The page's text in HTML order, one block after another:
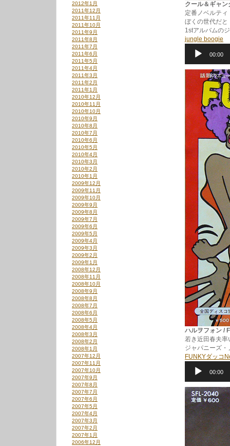
クール＆ギャ
定番ノベルテ
ぼくの世代だと
1stアルバムの
jungle boogie
レ
ー
ヤ
ー
00:00
ハルヲフォン /
若き近田春夫率
ジャパニーズ
FUNKYダッコ
レ
ー
ヤ
ー
00:00
2012年1月
2011年12月
2011年11月
2011年10月
2011年9月
2011年8月
2011年7月
2011年6月
2011年5月
2011年4月
2011年3月
2011年2月
2011年1月
2010年12月
2010年11月
2010年10月
2010年9月
2010年8月
2010年7月
2010年6月
2010年5月
2010年4月
2010年3月
2010年2月
2010年1月
2009年12月
2009年11月
2009年10月
2009年9月
2009年8月
2009年7月
2009年6月
2009年5月
2009年4月
2009年3月
2009年2月
2009年1月
2008年12月
2008年11月
2008年10月
2008年9月
2008年8月
2008年7月
2008年6月
2008年5月
2008年4月
2008年3月
2008年2月
2008年1月
2007年12月
2007年11月
2007年10月
2007年9月
2007年8月
2007年7月
2007年6月
2007年5月
2007年4月
2007年3月
2007年2月
2007年1月
2006年12月